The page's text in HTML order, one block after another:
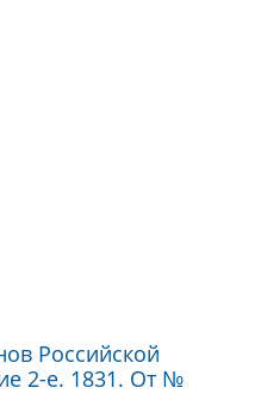
Российской
2-е. 1831. От №